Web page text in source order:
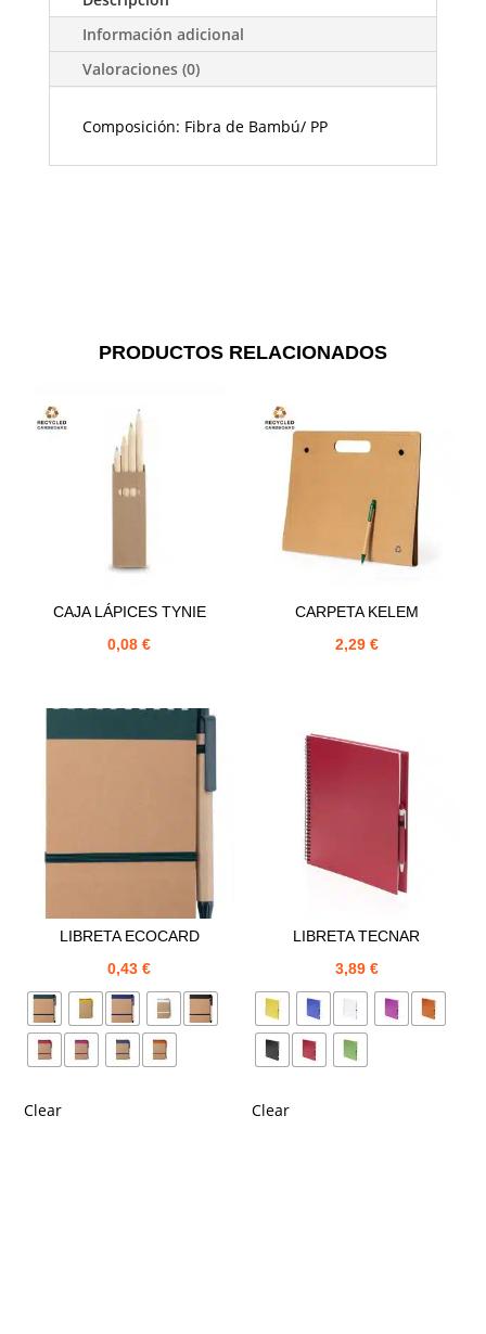
Información adicional
Valoraciones (0)
Composición: Fibra de Bambú/ PP
PRODUCTOS RELACIONADOS
CAJA LÁPICES TYNIE
0,08€
CARPETA KELEM
2,29 €
LIBRETA ECOCARD
0,43€
Clear
LIBRETA TECNAR
3,89 €
Clear